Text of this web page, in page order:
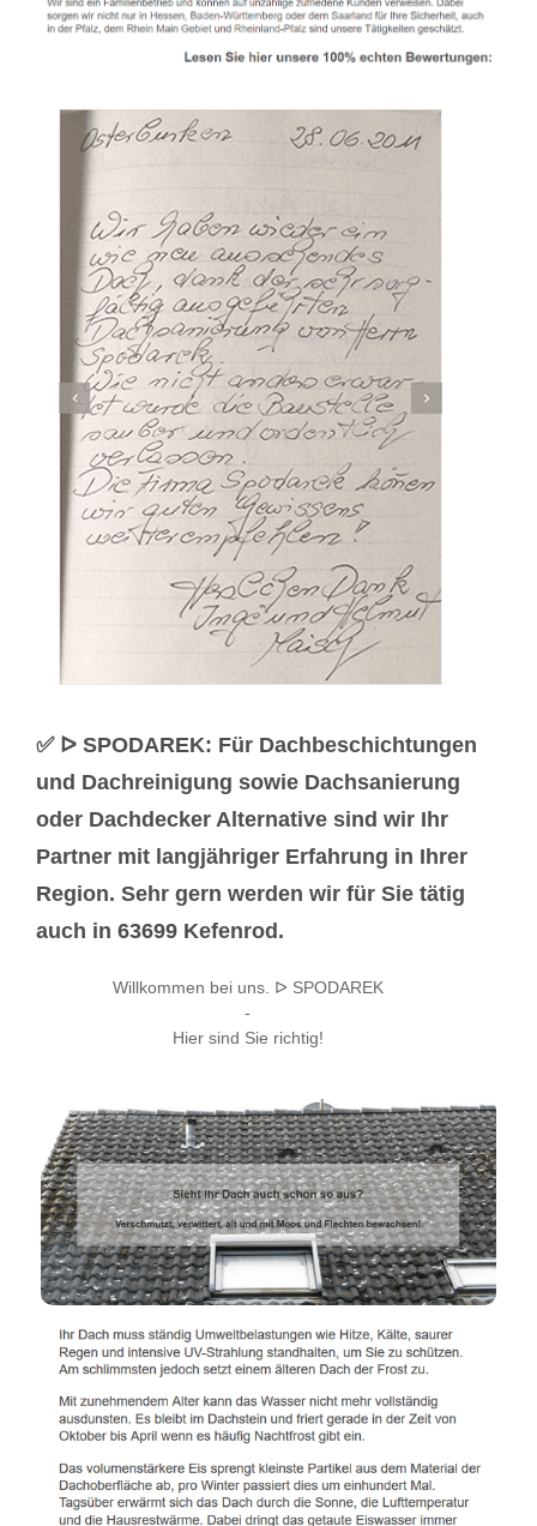
✅ ᐅ SPODAREK: Für Dachbeschichtungen
und Dachreinigung sowie Dachsanierung
oder Dachdecker Alternative sind wir Ihr
Partner mit langjähriger Erfahrung in Ihrer
Region. Sehr gern werden wir für Sie tätig
auch in 63699 Kefenrod.
Willkommen bei uns. ᐅ SPODAREK
-
Hier sind Sie richtig!